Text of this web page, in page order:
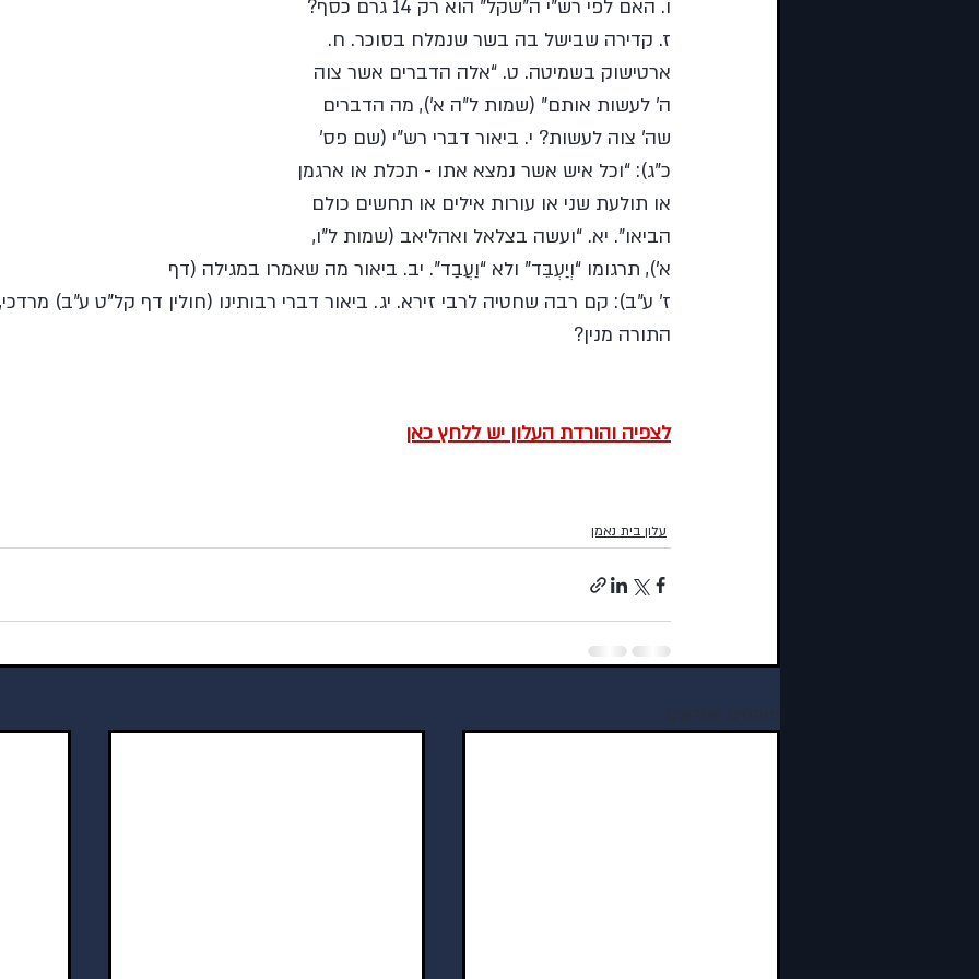
ו. האם לפי רש”י ה”שקל” הוא רק 14 גרם כסף?
ז. קדירה שבישל בה בשר שנמלח בסוכר. ח.
ארטישוק בשמיטה. ט. “אלה הדברים אשר צוה
ה’ לעשות אותם” (שמות ל”ה א’), מה הדברים
שה’ צוה לעשות? י. ביאור דברי רש”י (שם פס’
כ”ג): “וכל איש אשר נמצא אתו - תכלת או ארגמן
או תולעת שני או עורות אילים או תחשים כולם
הביאו”. יא. “ועשה בצלאל ואהליאב (שמות ל”ו,
א’), תרגומו “וְיַעְבֵּד” ולא “וַעֲבַד”. יב. ביאור מה שאמרו במגילה (דף
ז’ ע”ב): קם רבה שחטיה לרבי זירא. יג. ביאור דברי רבותינו (חולין דף קל”ט ע”ב)
התורה מנין?
לצפיה והורדת העלון יש ללחץ כאן
עלון בית נאמן